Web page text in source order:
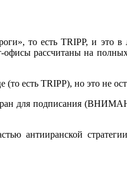
то есть TRIPP, и это в
рассчитаны на
есть TRIPP), но это не
для подписания
антииранской